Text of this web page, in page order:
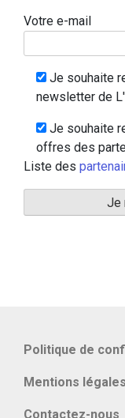
Votre e-mail
Je souhaite
newsletter de
Je souhaite
offres des
Liste des
Politique de
Mentions légales
Contactez-nous